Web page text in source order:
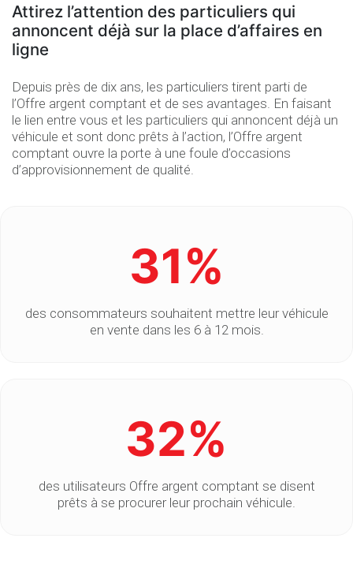
Attirez l’attention des particuliers qui
annoncent déjà sur la place d’affaires en
ligne
Depuis près de dix ans, les particuliers tirent parti de
l’Offre argent comptant et de ses avantages. En faisant
le lien entre vous et les particuliers qui annoncent déjà un
véhicule et sont donc prêts à l’action, l’Offre argent
comptant ouvre la porte à une foule d’occasions
d’approvisionnement de qualité.
31%
des consommateurs souhaitent mettre leur véhicule
en vente dans les 6 à 12 mois.
32%
des utilisateurs Offre argent comptant se disent
prêts à se procurer leur prochain véhicule.